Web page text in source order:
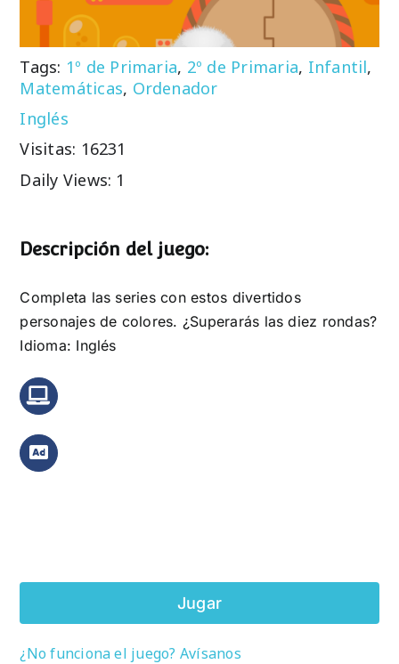
Tags: 1º de Primaria, 2º de Primaria, Infantil,
Matemáticas, Ordenador
Inglés
Visitas: 16231
Daily Views: 1
Descripción del juego:
Completa las series con estos divertidos
personajes de colores. ¿Superarás las diez rondas?
Idioma: Inglés
Jugar
¿No funciona el juego? Avísanos